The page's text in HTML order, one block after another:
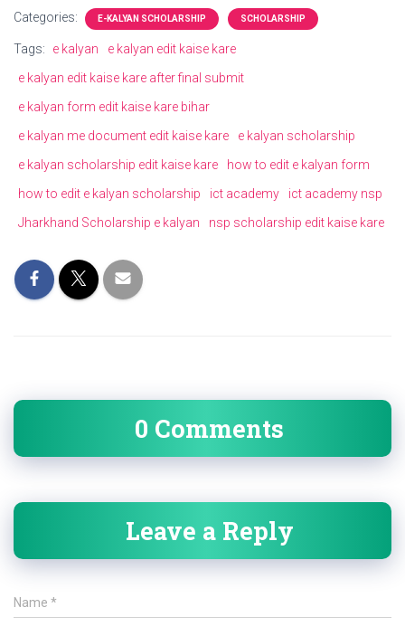
Categories: E-KALYAN SCHOLARSHIP SCHOLARSHIP
Tags: e kalyan
e kalyan edit kaise kare
e kalyan edit kaise kare after final submit
e kalyan form edit kaise kare bihar
e kalyan me document edit kaise kare
e kalyan scholarship
e kalyan scholarship edit kaise kare
how to edit e kalyan form
how to edit e kalyan scholarship
ict academy
ict academy nsp
Jharkhand Scholarship e kalyan
nsp scholarship edit kaise kare
0 Comments
Leave a Reply
Name *